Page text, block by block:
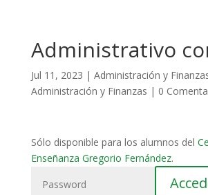
Administrativo
Jul 11, 2023 | Administración y
Administración y Finanzas | 0
Sólo disponible para los alumnos del
Enseñanza Gregorio Fernández.